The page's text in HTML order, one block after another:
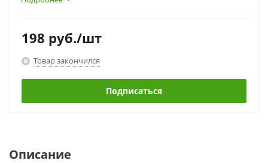
198 руб./шт
Товар закончился
Подписаться
Описание